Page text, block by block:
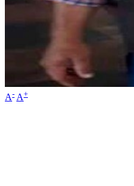
A- A+